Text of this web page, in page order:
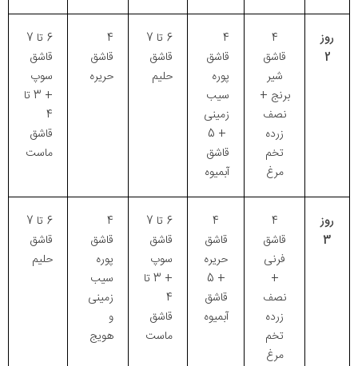
روز
2
4
قاشق
شیر
برنج +
نصف
زرده
تخم
مرغ
4
قاشق
پوره
سیب
زمینی
+ 5
قاشق
آبمیوه
6 تا 7
قاشق
حلیم
4
قاشق
حریره
6 تا 7
قاشق
سوپ
+ 3 تا
4
قاشق
ماست
روز
3
4
قاشق
فرنی
+
نصف
زرده
تخم
مرغ
4
قاشق
حریره
+ 5
قاشق
آبمیوه
6 تا 7
قاشق
سوپ
+ 3 تا
4
قاشق
ماست
4
قاشق
پوره
سیب
زمینی
و
هویج
6 تا 7
قاشق
حلیم